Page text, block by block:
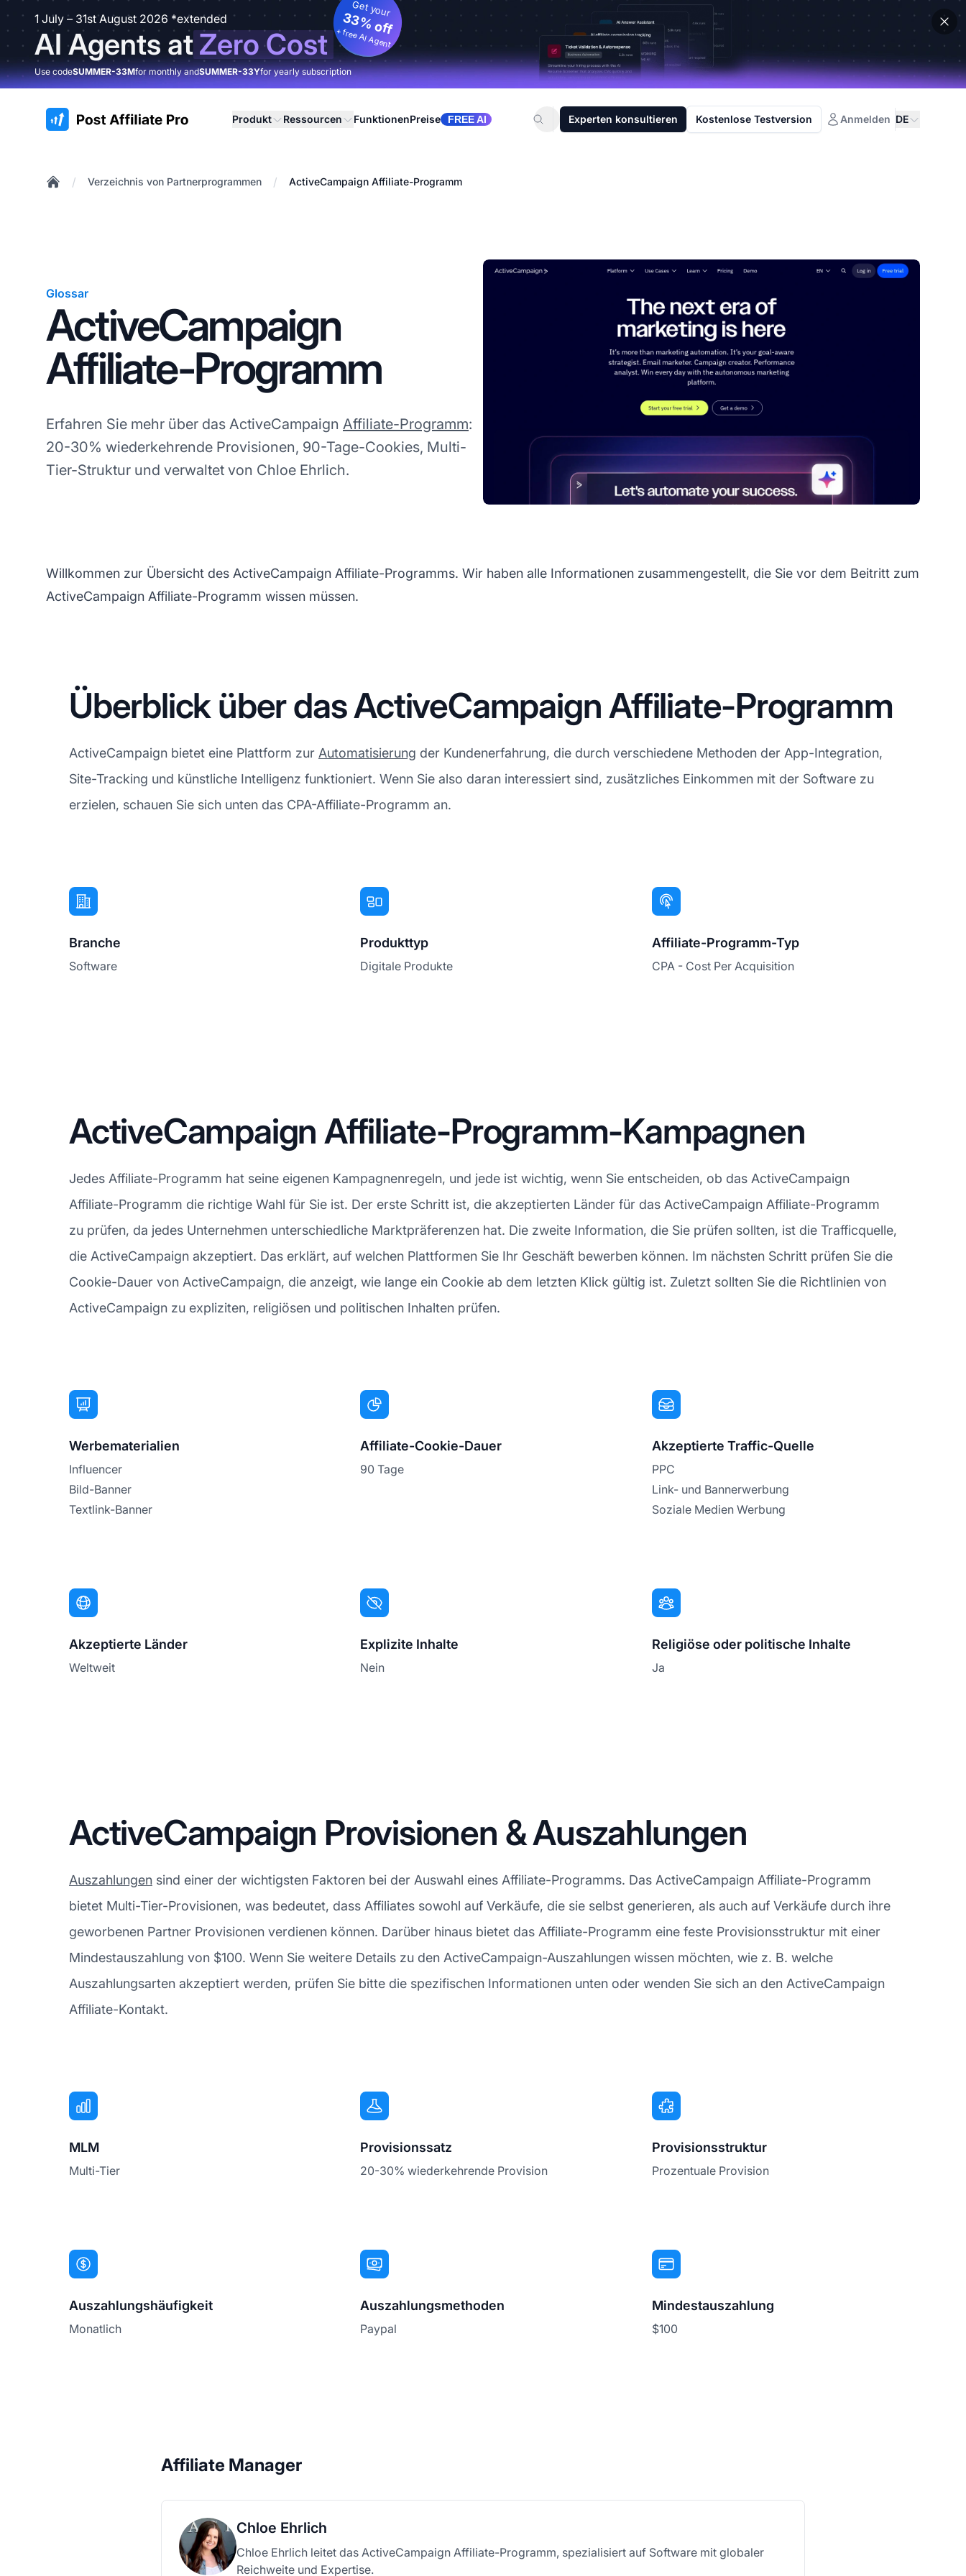
1 July – 31st August 2026 *extended
AI Agents atZero Cost
Get your
33% off
+ free AI Agent
Use codeSUMMER-33Mfor monthly andSUMMER-33Yfor yearly subscription
:site.title Produkt Ressourcen FunktionenPreise FREE AI Experten konsultieren Kostenlose Testversion Anmelden DE
/ Verzeichnis von Partnerprogrammen / ActiveCampaign Affiliate-Programm
Glossar
ActiveCampaign
Affiliate-Programm
Erfahren Sie mehr über das ActiveCampaign Affiliate-Programm:
20-30% wiederkehrende Provisionen, 90-Tage-Cookies, Multi-
Tier-Struktur und verwaltet von Chloe Ehrlich.
Willkommen zur Übersicht des ActiveCampaign Affiliate-Programms. Wir haben alle Informationen zusammengestellt, die Sie vor dem Beitritt zum
ActiveCampaign Affiliate-Programm wissen müssen.
Überblick über das ActiveCampaign Affiliate-Programm
ActiveCampaign bietet eine Plattform zur Automatisierung der Kundenerfahrung, die durch verschiedene Methoden der App-Integration,
Site-Tracking und künstliche Intelligenz funktioniert. Wenn Sie also daran interessiert sind, zusätzliches Einkommen mit der Software zu
erzielen, schauen Sie sich unten das CPA-Affiliate-Programm an.
Branche
Software
Produkttyp
Digitale Produkte
Affiliate-Programm-Typ
CPA - Cost Per Acquisition
ActiveCampaign Affiliate-Programm-Kampagnen
Jedes Affiliate-Programm hat seine eigenen Kampagnenregeln, und jede ist wichtig, wenn Sie entscheiden, ob das ActiveCampaign
Affiliate-Programm die richtige Wahl für Sie ist. Der erste Schritt ist, die akzeptierten Länder für das ActiveCampaign Affiliate-Programm
zu prüfen, da jedes Unternehmen unterschiedliche Marktpräferenzen hat. Die zweite Information, die Sie prüfen sollten, ist die Trafficquelle,
die ActiveCampaign akzeptiert. Das erklärt, auf welchen Plattformen Sie Ihr Geschäft bewerben können. Im nächsten Schritt prüfen Sie die
Cookie-Dauer von ActiveCampaign, die anzeigt, wie lange ein Cookie ab dem letzten Klick gültig ist. Zuletzt sollten Sie die Richtlinien von
ActiveCampaign zu expliziten, religiösen und politischen Inhalten prüfen.
Werbematerialien
Influencer
Bild-Banner
Textlink-Banner
Affiliate-Cookie-Dauer
90 Tage
Akzeptierte Traffic-Quelle
PPC
Link- und Bannerwerbung
Soziale Medien Werbung
Akzeptierte Länder
Weltweit
Explizite Inhalte
Nein
Religiöse oder politische Inhalte
Ja
ActiveCampaign Provisionen & Auszahlungen
Auszahlungen sind einer der wichtigsten Faktoren bei der Auswahl eines Affiliate-Programms. Das ActiveCampaign Affiliate-Programm
bietet Multi-Tier-Provisionen, was bedeutet, dass Affiliates sowohl auf Verkäufe, die sie selbst generieren, als auch auf Verkäufe durch ihre
geworbenen Partner Provisionen verdienen können. Darüber hinaus bietet das Affiliate-Programm eine feste Provisionsstruktur mit einer
Mindestauszahlung von $100. Wenn Sie weitere Details zu den ActiveCampaign-Auszahlungen wissen möchten, wie z. B. welche
Auszahlungsarten akzeptiert werden, prüfen Sie bitte die spezifischen Informationen unten oder wenden Sie sich an den ActiveCampaign
Affiliate-Kontakt.
MLM
Multi-Tier
Provisionssatz
20-30% wiederkehrende Provision
Provisionsstruktur
Prozentuale Provision
Auszahlungshäufigkeit
Monatlich
Auszahlungsmethoden
Paypal
Mindestauszahlung
$100
Affiliate Manager
Chloe Ehrlich
Chloe Ehrlich leitet das ActiveCampaign Affiliate-Programm, spezialisiert auf Software mit globaler
Reichweite und Expertise.